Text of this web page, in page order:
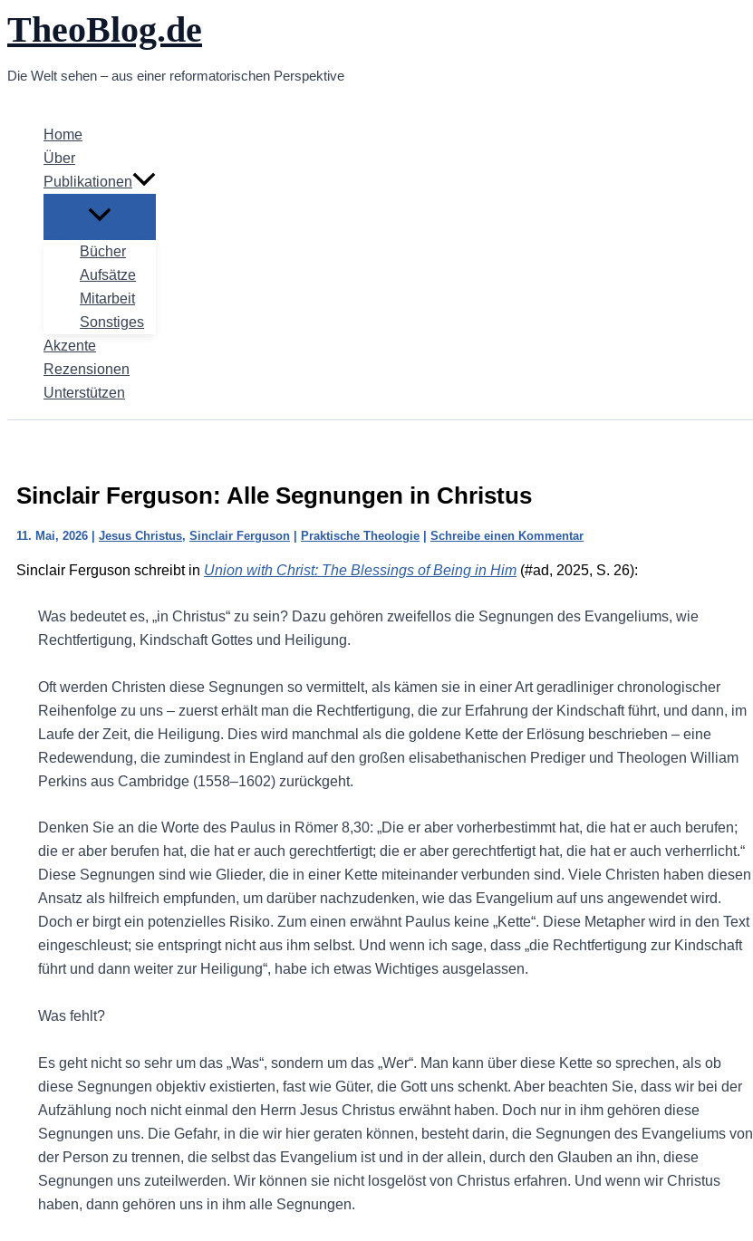
Zum
Inhalt
TheoBlog.de
Die Welt sehen – aus einer reformatorischen Perspektive
Home
Über
Publikationen
Bücher
Aufsätze
Mitarbeit
Sonstiges
Akzente
Rezensionen
Unterstützen
Sinclair Ferguson: Alle Segnungen in Christus
11. Mai, 2026 | Jesus Christus, Sinclair Ferguson | Praktische Theologie | Schreibe einen Kommentar
Sinclair Ferguson schreibt in Union with Christ: The Blessings of Being in Him (#ad, 2025, S. 26):
Was bedeutet es, „in Christus“ zu sein? Dazu gehören zweifellos die Segnungen des Evangeliums, wie
Rechtfertigung, Kindschaft Gottes und Heiligung.
Oft werden Christen diese Segnungen so vermittelt, als kämen sie in einer Art geradliniger chronologischer
Reihenfolge zu uns – zuerst erhält man die Rechtfertigung, die zur Erfahrung der Kindschaft führt, und dann, im
Laufe der Zeit, die Heiligung. Dies wird manchmal als die goldene Kette der Erlösung beschrieben – eine
Redewendung, die zumindest in England auf den großen elisabethanischen Prediger und Theologen William
Perkins aus Cambridge (1558–1602) zurückgeht.
Denken Sie an die Worte des Paulus in Römer 8,30: „Die er aber vorherbestimmt hat, die hat er auch berufen;
die er aber berufen hat, die hat er auch gerechtfertigt; die er aber gerechtfertigt hat, die hat er auch verherrlicht.“
Diese Segnungen sind wie Glieder, die in einer Kette miteinander verbunden sind. Viele Christen haben diesen
Ansatz als hilfreich empfunden, um darüber nachzudenken, wie das Evangelium auf uns angewendet wird.
Doch er birgt ein potenzielles Risiko. Zum einen erwähnt Paulus keine „Kette“. Diese Metapher wird in den Text
eingeschleust; sie entspringt nicht aus ihm selbst. Und wenn ich sage, dass „die Rechtfertigung zur Kindschaft
führt und dann weiter zur Heiligung“, habe ich etwas Wichtiges ausgelassen.
Was fehlt?
Es geht nicht so sehr um das „Was“, sondern um das „Wer“. Man kann über diese Kette so sprechen, als ob
diese Segnungen objektiv existierten, fast wie Güter, die Gott uns schenkt. Aber beachten Sie, dass wir bei der
Aufzählung noch nicht einmal den Herrn Jesus Christus erwähnt haben. Doch nur in ihm gehören diese
Segnungen uns. Die Gefahr, in die wir hier geraten können, besteht darin, die Segnungen des Evangeliums von
der Person zu trennen, die selbst das Evangelium ist und in der allein, durch den Glauben an ihn, diese
Segnungen uns zuteilwerden. Wir können sie nicht losgelöst von Christus erfahren. Und wenn wir Christus
haben, dann gehören uns in ihm alle Segnungen.